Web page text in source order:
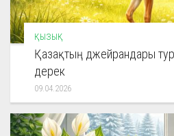
ҚЫЗЫҚ
Қазақтың джейрандары
дерек
09.04.2026